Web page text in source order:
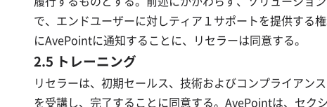
で、エンドユーザーに対しティア１サポートを提供する
にAvePointに通知することに、リセラーは同意する。
2.5 トレーニング
リセラーは、初期セールス、技術およびコンプライアン
を受講し、完了することに同意する。AvePointは、セク